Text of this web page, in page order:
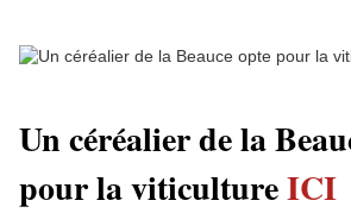
Un céréalier de la
pour la viticultureICI